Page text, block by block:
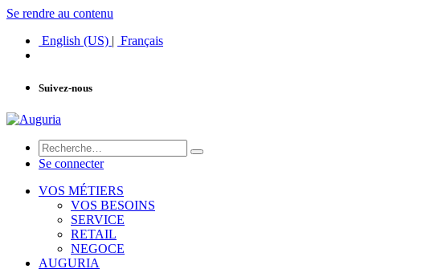
Se rendre au contenu
English (US) | Français
Suivez-nous
Se connecter
VOS MÉTIERS
VOS BESOINS
SERVICE
RETAIL
NEGOCE
AUGURIA